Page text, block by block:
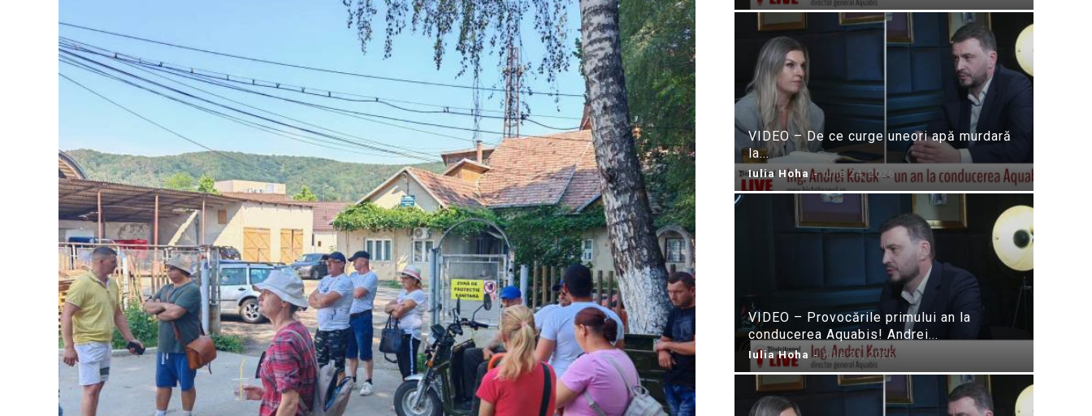
VIDEO – De ce curge uneori apă murdară
la...
Iulia Hoha - iulie 24, 2026
VIDEO – Provocările primului an la
conducerea Aquabis! Andrei...
Iulia Hoha - iulie 21, 2026